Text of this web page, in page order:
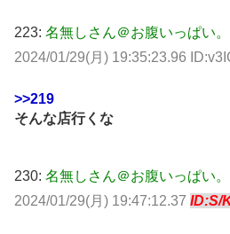
223: 名無しさん＠お腹いっぱい
2024/01/29(月) 19:35:23.96
>>219
そんな店行くな
230: 名無しさん＠お腹いっぱい
2024/01/29(月) 19:47:12.37 ID:S/